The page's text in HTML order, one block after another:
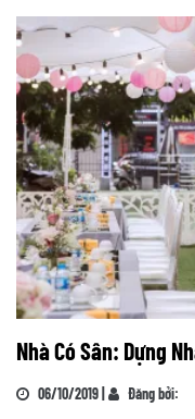
Nhà Có Sân: Dựng
06/10/2019 | Đăng bởi: